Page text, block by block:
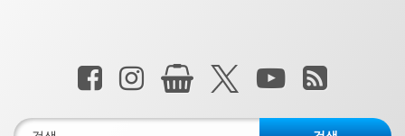
페이스북인스타그램
상점 X.comYouTube
RSS